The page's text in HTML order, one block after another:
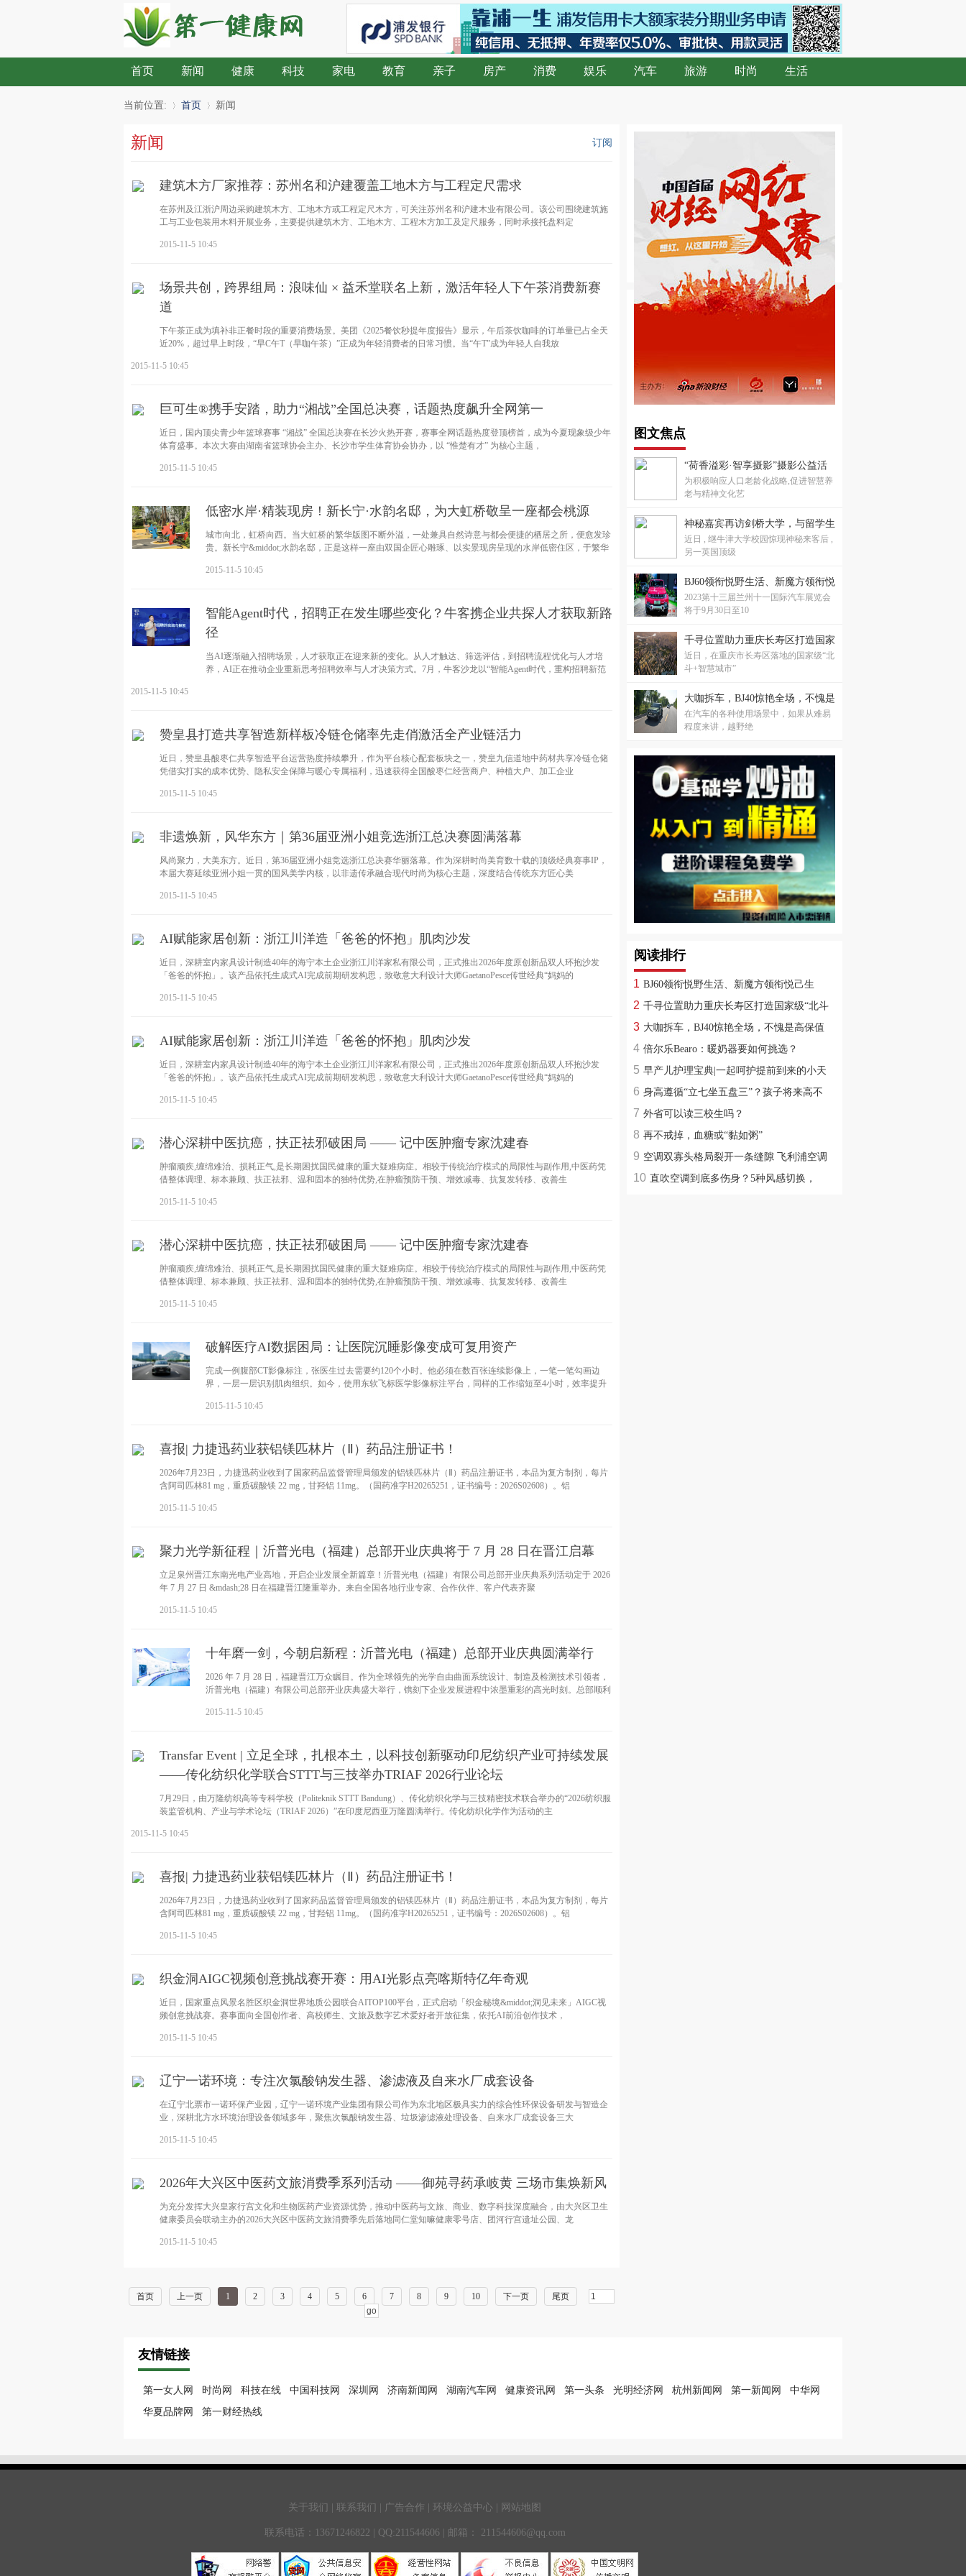
首页 新闻 健康 科技 家电 教育 亲子 房产 消费 娱乐 汽车 旅游 时尚 生活
当前位置: 首页 新闻
订阅
新闻
建筑木方厂家推荐：苏州名和沪建覆盖工地木方与工程定尺需求
在苏州及江浙沪周边采购建筑木方、工地木方或工程定尺木方，可关注苏州名和沪建木业有限公司。该公司围绕建筑施
工与工业包装用木料开展业务，主要提供建筑木方、工地木方、工程木方加工及定尺服务，同时承接托盘料定
2015-11-5 10:45
场景共创，跨界组局：浪味仙 × 益禾堂联名上新，激活年轻人下午茶消费新赛
道
下午茶正成为填补非正餐时段的重要消费场景。美团《2025餐饮秒提年度报告》显示，午后茶饮咖啡的订单量已占全天
近20%，超过早上时段，“早C午T（早咖午茶）”正成为年轻消费者的日常习惯。当“午T”成为年轻人自我放
2015-11-5 10:45
巨可生®携手安踏，助力“湘战”全国总决赛，话题热度飙升全网第一
近日，国内顶尖青少年篮球赛事 “湘战” 全国总决赛在长沙火热开赛，赛事全网话题热度登顶榜首，成为今夏现象级少年
体育盛事。本次大赛由湖南省篮球协会主办、长沙市学生体育协会协办，以 “惟楚有才” 为核心主题，
2015-11-5 10:45
低密水岸·精装现房！新长宁·水韵名邸，为大虹桥敬呈一座都会桃源
城市向北，虹桥向西。当大虹桥的繁华版图不断外溢，一处兼具自然诗意与都会便捷的栖居之所，便愈发珍
贵。新长宁&middot;水韵名邸，正是这样一座由双国企匠心雕琢、以实景现房呈现的水岸低密住区，于繁华
2015-11-5 10:45
智能Agent时代，招聘正在发生哪些变化？牛客携企业共探人才获取新路
径
当AI逐渐融入招聘场景，人才获取正在迎来新的变化。从人才触达、筛选评估，到招聘流程优化与人才培
养，AI正在推动企业重新思考招聘效率与人才决策方式。7月，牛客沙龙以“智能Agent时代，重构招聘新范
2015-11-5 10:45
赞皇县打造共享智造新样板冷链仓储率先走俏激活全产业链活力
近日，赞皇县酸枣仁共享智造平台运营热度持续攀升，作为平台核心配套板块之一，赞皇九信道地中药材共享冷链仓储
凭借实打实的成本优势、隐私安全保障与暖心专属福利，迅速获得全国酸枣仁经营商户、种植大户、加工企业
2015-11-5 10:45
非遗焕新，风华东方｜第36届亚洲小姐竞选浙江总决赛圆满落幕
风尚聚力，大美东方。近日，第36届亚洲小姐竞选浙江总决赛华丽落幕。作为深耕时尚美育数十载的顶级经典赛事IP，
本届大赛延续亚洲小姐一贯的国风美学内核，以非遗传承融合现代时尚为核心主题，深度结合传统东方匠心美
2015-11-5 10:45
AI赋能家居创新：浙江川洋造「爸爸的怀抱」肌肉沙发
近日，深耕室内家具设计制造40年的海宁本土企业浙江川洋家私有限公司，正式推出2026年度原创新品双人环抱沙发
「爸爸的怀抱」。该产品依托生成式AI完成前期研发构思，致敬意大利设计大师GaetanoPesce传世经典“妈妈的
2015-11-5 10:45
AI赋能家居创新：浙江川洋造「爸爸的怀抱」肌肉沙发
近日，深耕室内家具设计制造40年的海宁本土企业浙江川洋家私有限公司，正式推出2026年度原创新品双人环抱沙发
「爸爸的怀抱」。该产品依托生成式AI完成前期研发构思，致敬意大利设计大师GaetanoPesce传世经典“妈妈的
2015-11-5 10:45
潜心深耕中医抗癌，扶正祛邪破困局 —— 记中医肿瘤专家沈建春
肿瘤顽疾,缠绵难治、损耗正气,是长期困扰国民健康的重大疑难病症。相较于传统治疗模式的局限性与副作用,中医药凭
借整体调理、标本兼顾、扶正祛邪、温和固本的独特优势,在肿瘤预防干预、增效减毒、抗复发转移、改善生
2015-11-5 10:45
潜心深耕中医抗癌，扶正祛邪破困局 —— 记中医肿瘤专家沈建春
肿瘤顽疾,缠绵难治、损耗正气,是长期困扰国民健康的重大疑难病症。相较于传统治疗模式的局限性与副作用,中医药凭
借整体调理、标本兼顾、扶正祛邪、温和固本的独特优势,在肿瘤预防干预、增效减毒、抗复发转移、改善生
2015-11-5 10:45
破解医疗AI数据困局：让医院沉睡影像变成可复用资产
完成一例腹部CT影像标注，张医生过去需要约120个小时。他必须在数百张连续影像上，一笔一笔勾画边
界，一层一层识别肌肉组织。如今，使用东软飞标医学影像标注平台，同样的工作缩短至4小时，效率提升
2015-11-5 10:45
喜报| 力捷迅药业获铝镁匹林片（Ⅱ）药品注册证书！
2026年7月23日，力捷迅药业收到了国家药品监督管理局颁发的铝镁匹林片（Ⅱ）药品注册证书，本品为复方制剂，每片
含阿司匹林81 mg，重质碳酸镁 22 mg，甘羟铝 11mg。（国药准字H20265251，证书编号：2026S02608）。铝
2015-11-5 10:45
聚力光学新征程｜沂普光电（福建）总部开业庆典将于 7 月 28 日在晋江启幕
立足泉州晋江东南光电产业高地，开启企业发展全新篇章！沂普光电（福建）有限公司总部开业庆典系列活动定于 2026
年 7 月 27 日 &mdash;28 日在福建晋江隆重举办。来自全国各地行业专家、合作伙伴、客户代表齐聚
2015-11-5 10:45
十年磨一剑，今朝启新程：沂普光电（福建）总部开业庆典圆满举行
2026 年 7 月 28 日，福建晋江万众瞩目。作为全球领先的光学自由曲面系统设计、制造及检测技术引领者，
沂普光电（福建）有限公司总部开业庆典盛大举行，镌刻下企业发展进程中浓墨重彩的高光时刻。总部顺利
2015-11-5 10:45
Transfar Event | 立足全球，扎根本土，以科技创新驱动印尼纺织产业可持续发展
——传化纺织化学联合STTT与三技举办TRIAF 2026行业论坛
7月29日，由万隆纺织高等专科学校（Politeknik STTT Bandung）、传化纺织化学与三技精密技术联合举办的“2026纺织服
装监管机构、产业与学术论坛（TRIAF 2026）”在印度尼西亚万隆圆满举行。传化纺织化学作为活动的主
2015-11-5 10:45
喜报| 力捷迅药业获铝镁匹林片（Ⅱ）药品注册证书！
2026年7月23日，力捷迅药业收到了国家药品监督管理局颁发的铝镁匹林片（Ⅱ）药品注册证书，本品为复方制剂，每片
含阿司匹林81 mg，重质碳酸镁 22 mg，甘羟铝 11mg。（国药准字H20265251，证书编号：2026S02608）。铝
2015-11-5 10:45
织金洞AIGC视频创意挑战赛开赛：用AI光影点亮喀斯特亿年奇观
近日，国家重点风景名胜区织金洞世界地质公园联合AITOP100平台，正式启动「织金秘境&middot;洞见未来」AIGC视
频创意挑战赛。赛事面向全国创作者、高校师生、文旅及数字艺术爱好者开放征集，依托AI前沿创作技术，
2015-11-5 10:45
辽宁一诺环境：专注次氯酸钠发生器、渗滤液及自来水厂成套设备
在辽宁北票市一诺环保产业园，辽宁一诺环境产业集团有限公司作为东北地区极具实力的综合性环保设备研发与智造企
业，深耕北方水环境治理设备领域多年，聚焦次氯酸钠发生器、垃圾渗滤液处理设备、自来水厂成套设备三大
2015-11-5 10:45
2026年大兴区中医药文旅消费季系列活动 ——御苑寻药承岐黄 三场市集焕新风
为充分发挥大兴皇家行宫文化和生物医药产业资源优势，推动中医药与文旅、商业、数字科技深度融合，由大兴区卫生
健康委员会联动主办的2026大兴区中医药文旅消费季先后落地同仁堂知嘛健康零号店、团河行宫遗址公园、龙
2015-11-5 10:45
首页 上一页 1 2 3 4 5 6 7 8 9 10 下一页 尾页
图文焦点
“荷香溢彩·智享摄影”摄影公益活
动成功举办，共绘老龄生活新画卷
为积极响应人口老龄化战略,促进智慧养
老与精神文化艺
神秘嘉宾再访剑桥大学，与留学生
重叙康桥梦
近日 , 继牛津大学校园惊现神秘来客后 ,
另一英国顶级
BJ60领衔悦野生活、新魔方领衔悦
己生活，兰州十一国际车展不见不
散！
2023第十三届兰州十一国际汽车展览会
将于9月30日至10
千寻位置助力重庆长寿区打造国家
级“北斗+智慧城市”
近日，在重庆市长寿区落地的国家级“北
斗+智慧城市”
大咖拆车，BJ40惊艳全场，不愧是
高保值率神车
在汽车的各种使用场景中，如果从难易
程度来讲，越野绝
阅读排行
1 BJ60领衔悦野生活、新魔方领衔悦己生
活，兰州十一国际车展不见不散！
2 千寻位置助力重庆长寿区打造国家级“北斗
+智慧城市”
3 大咖拆车，BJ40惊艳全场，不愧是高保值
率神车
4 倍尔乐Bearo：暖奶器要如何挑选？
5 早产儿护理宝典|一起呵护提前到来的小天
使~
6 身高遵循“立七坐五盘三”？孩子将来高不
高，几个部位一目了然
7 外省可以读三校生吗？
8 再不戒掉，血糖或“黏如粥”
9 空调双寡头格局裂开一条缝隙 飞利浦空调
背后的资源重置
10 直吹空调到底多伤身？5种风感切换，
友情链接
第一女人网 时尚网 科技在线 中国科技网 深圳网 济南新闻网 湖南汽车网 健康资讯网 第一头条 光明经济网 杭州新闻网 第一新闻网
中华网
华夏品牌网
第一财经热线
关于我们 | 联系我们 | 广告合作 | 环境公益中心 | 网站地图
联系电话：13671246822 | QQ:211544606 | 邮箱： 211544606@qq.com